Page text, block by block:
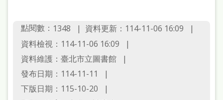
點閱數： 1348
資料更新：114-11-06 16:09
資料檢視：114-11-06 16:09
資料維護：臺北市立圖書館
發布日期：114-11-11
下版日期：115-10-20